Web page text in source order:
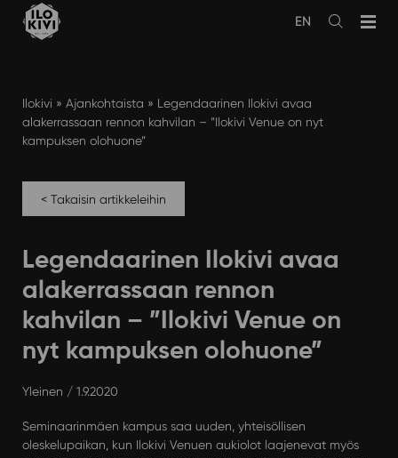
sisältöön
Avaa
EN
Ilokivi » Ajankohtaista » Legendaarinen Ilokivi avaa
alakerrassaan rennon kahvilan – ”Ilokivi Venue on nyt
kampuksen olohuone”
< Takaisin artikkeleihin
Legendaarinen Ilokivi avaa
alakerrassaan rennon
kahvilan – ”Ilokivi Venue on
nyt kampuksen olohuone”
Yleinen / 1.9.2020
Seminaarinmäen kampus saa uuden, yhteisöllisen
oleskelupaikan, kun Ilokivi Venuen aukiolot laajenevat myös